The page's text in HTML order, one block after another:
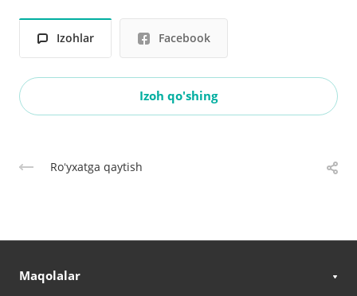
Izohlar Facebook
Izoh qo'shing
Roʻyxatga qaytish
Maqolalar